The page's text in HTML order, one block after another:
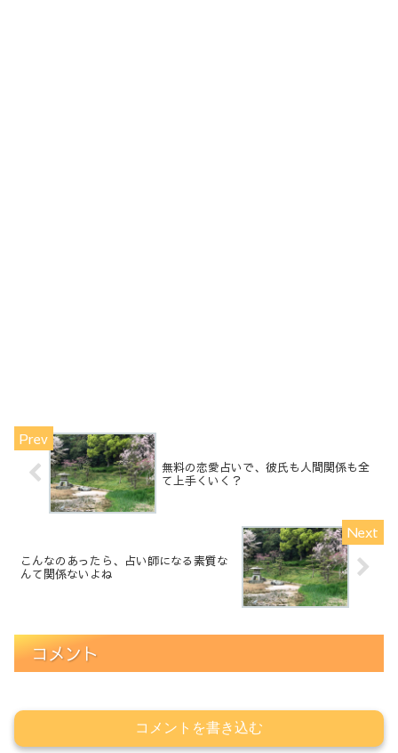
無料の恋愛占いで、彼氏も人間関係も全
て上手くいく？
こんなのあったら、占い師になる素質な
んて関係ないよね
コメント
コメントを書き込む